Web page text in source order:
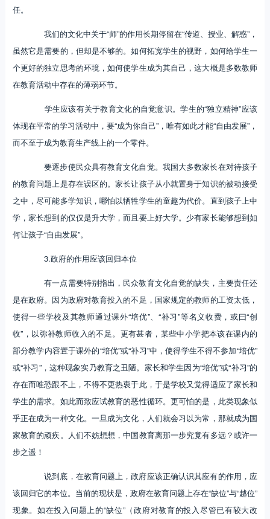
任。
我们的文化中关于“师”的作用长期停留在“传道、授业、解惑”，
虽然它是需要的，但却是不够的。如何拓宽学生的视野，如何给学生一
个更好的独立思考的环境，如何使学生成为其自己，这大概是多数教师
在教育活动中存在的薄弱环节。
学生应该有关于教育文化的自觉意识。学生的“独立精神”应该
体现在平常的学习活动中，要“成为你自己”，唯有如此才能“自由发展”，
而不至于成为教育生产线上的一个零件。
要逐步使民众具有教育文化自觉。我国大多数家长在对待孩子
的教育问题上是存在误区的。家长让孩子从小就置身于知识的被动接受
之中，尽可能多学知识，哪怕以牺牲学生的童趣为代价。直到孩子上中
学，家长想到的仅仅是升大学，而且要上好大学。少有家长能够想到如
何让孩子“自由发展”。
3.政府的作用应该回归本位
有一点需要特别指出，民众教育文化自觉的缺失，主要责任还
是在政府。因为政府对教育投入的不足，国家规定的教师的工资太低，
使得一些学校及其教师通过课外“培优”、“补习”等名义收费，或曰“创
收”，以弥补教师收入的不足。更有甚者，某些中小学把本该在课内的
部分教学内容置于课外的“培优”或“补习”中，使得学生不得不参加“培优”
或“补习”，这种现象实乃教育之丑陋。家长和学生因为“培优”或“补习”的
存在而唯恐跟不上，不得不更热衷于此，于是学校又觉得适应了家长和
学生的需求。如此而致应试教育的恶性循环。更可怕的是，此类现象似
乎正在成为一种文化。一旦成为文化，人们就会习以为常，那就成为国
家教育的顽疾。人们不妨想想，中国教育离那一步究竟有多远？或许一
步之遥！
说到底，在教育问题上，政府应该正确认识其应有的作用，应
该回归它的本位。当前的现状是，政府在教育问题上存在“缺位”与“越位”
现象。如在投入问题上的“缺位”（政府对教育的投入尽管已有较大改